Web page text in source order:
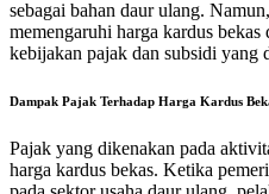
sebagai bahan daur ulang.
memengaruhi harga kardus
kebijakan pajak dan subsidi yang
Dampak Pajak Terhadap Harga Kardus
Pajak yang dikenakan pada
harga kardus bekas. Ketika